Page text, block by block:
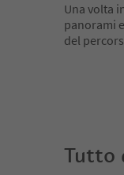
Una volta
panorami
del
Tutto